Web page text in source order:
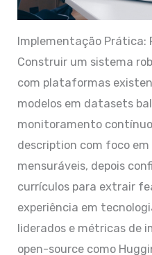
Implementação Prática:
Construir um sistema
com plataformas
modelos em datasets
monitoramento
description com foco
mensuráveis, depois
currículos para extrair
experiência em
liderados e métricas de
open-source como